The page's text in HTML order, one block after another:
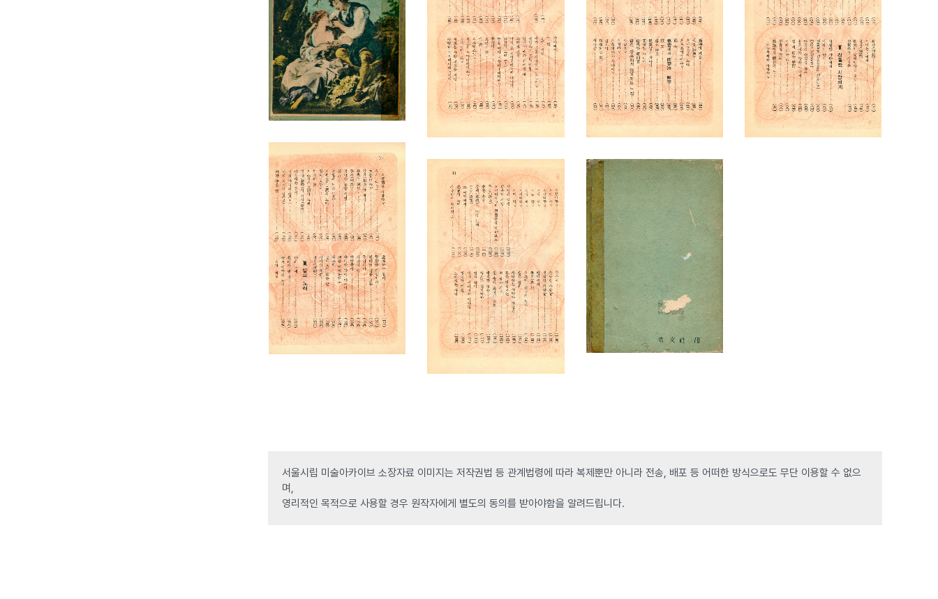
서울시립 미술아카이브 소장자료 이미지는 저작권법 등 관계법령에 따라 복제뿐만 아니라 전송, 배포 등 어떠한 방식으로도 무단 이용할 수 없으
며,
영리적인 목적으로 사용할 경우 원작자에게 별도의 동의를 받아야함을 알려드립니다.